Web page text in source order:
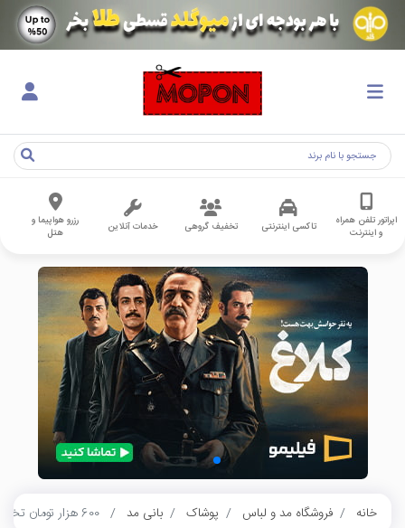
اپراتور تلفن همراه
و اینترنت
تاکسی اینترنتی تخفیف گروهی خدمات آنلاین
رزرو هواپیما و
هتل
خانه فروشگاه مد و لباس پوشاک بانی مد